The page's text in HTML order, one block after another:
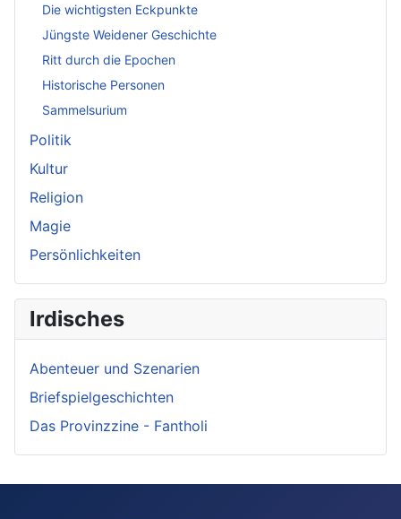
Die wichtigsten Eckpunkte
Jüngste Weidener Geschichte
Ritt durch die Epochen
Historische Personen
Sammelsurium
Politik
Kultur
Religion
Magie
Persönlichkeiten
Irdisches
Abenteuer und Szenarien
Briefspielgeschichten
Das Provinzzine - Fantholi